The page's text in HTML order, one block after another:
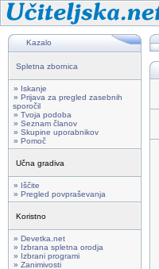
Kazalo
Spletna zbornica
» Iskanje
» Prijava za pregled zasebnih
sporočil
» Tvoja podoba
» Seznam članov
» Skupine uporabnikov
» Pomoč
Učna gradiva
» Iščite
» Pregled povpraševanja
Koristno
» Devetka.net
» Izbrana spletna orodja
» Izbrani programi
» Zanimivosti